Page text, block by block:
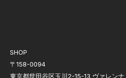
SHOP
〒158-0094
東京都世田谷区玉川2-15-13 ヴァレン